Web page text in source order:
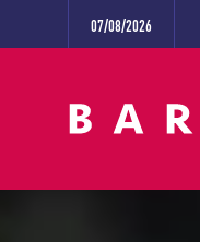
07/08/2026